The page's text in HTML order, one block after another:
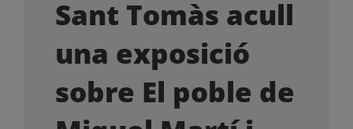
OFERTES LABORALS
LA BOTIGA
Sant Tomàs acull
una exposició
sobre El poble de